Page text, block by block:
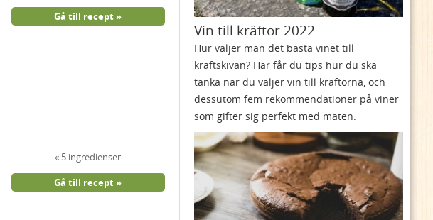
Gå till recept
5 ingredienser
Gå till recept
Vin till kräftor 2022
Hur väljer man det bästa vinet till
kräftskivan? Här får du tips hur du ska
tänka när du väljer vin till kräftorna, och
dessutom fem rekommendationer på viner
som gifter sig perfekt med maten.